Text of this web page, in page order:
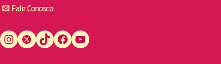
Fale Conosco
Instagram Twitter TikTok Facebook YouTube